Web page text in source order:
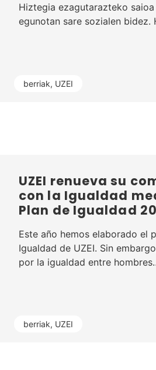
berriak, UZEI
Hiztegia ezagutarazteko
egunotan sare sozialen bidez.
berriak, UZEI
UZEI renueva su
con la Igualdad
Plan de Igualdad
Este año hemos elaborado el
Igualdad de UZEI. Sin
por la igualdad entre